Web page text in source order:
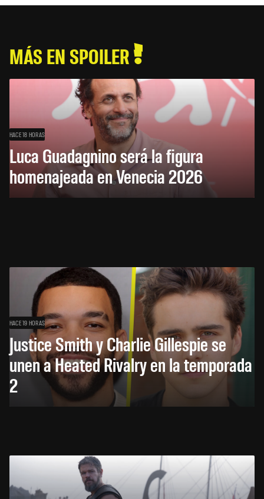
MÁS EN SPOILER
HACE 18 HORAS
Luca Guadagnino será la figura
homenajeada en Venecia 2026
HACE 19 HORAS
Justice Smith y Charlie Gillespie se
unen a Heated Rivalry en la temporada
2